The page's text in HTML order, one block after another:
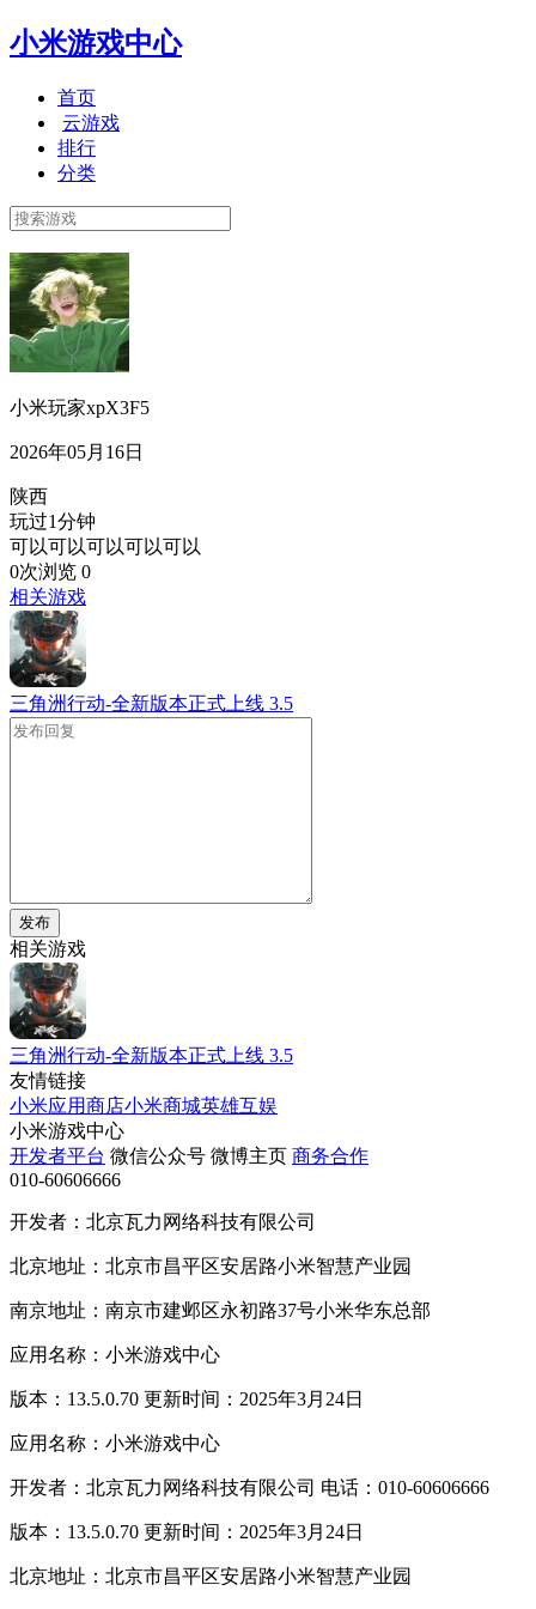
小米游戏中心
首页
云游戏
排行
分类
小米玩家xpX3F5
2026年05月16日
陕西
玩过1分钟
可以可以可以可以可以
0次浏览 0
相关游戏
三角洲行动-全新版本正式上线 3.5
发布
相关游戏
三角洲行动-全新版本正式上线 3.5
友情链接
小米应用商店小米商城英雄互娱
小米游戏中心
开发者平台 微信公众号 微博主页 商务合作
010-60606666
开发者：北京瓦力网络科技有限公司
北京地址：北京市昌平区安居路小米智慧产业园
南京地址：南京市建邺区永初路37号小米华东总部
应用名称：小米游戏中心
版本：13.5.0.70 更新时间：2025年3月24日
应用名称：小米游戏中心
开发者：北京瓦力网络科技有限公司 电话：010-60606666
版本：13.5.0.70 更新时间：2025年3月24日
北京地址：北京市昌平区安居路小米智慧产业园